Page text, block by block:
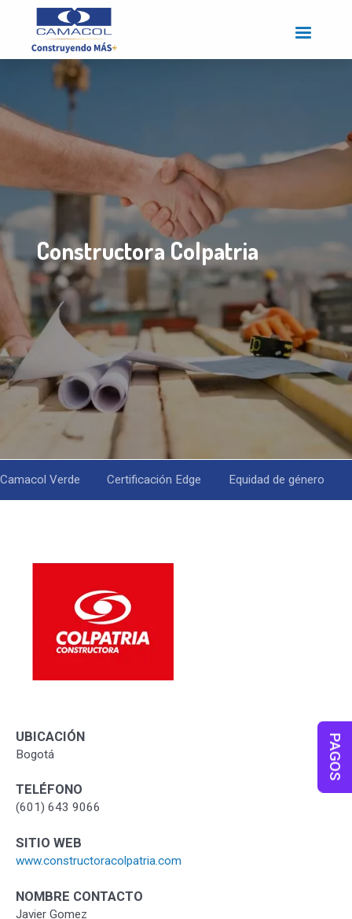
contenido
principal
Constructora Colpatria
Camacol Verde Certificación Edge Equidad de género
UBICACIÓN
Bogotá
TELÉFONO
(601) 643 9066
SITIO WEB
www.constructoracolpatria.com
NOMBRE CONTACTO
Javier Gomez
PAGOS